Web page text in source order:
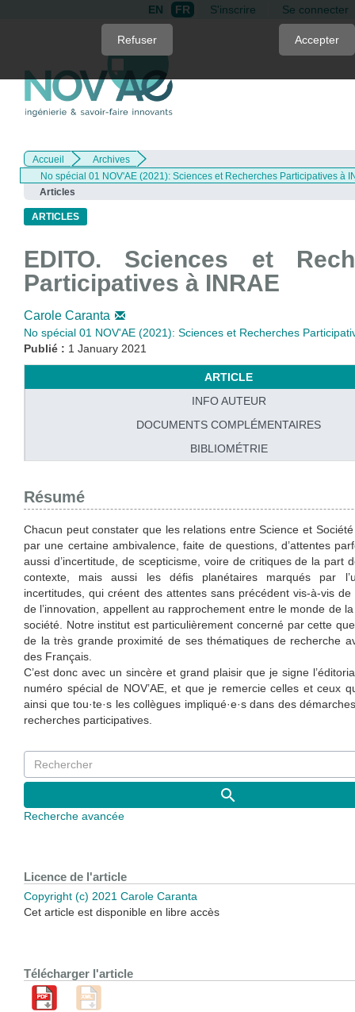
page
content
Navigation
Main
Content
Sidebar
EN FR S'inscrire Se connecter
Accueil
Archives
No spécial 01 NOV'AE (2021): Sciences et Recherches Participatives à
Articles
ARTICLES
EDITO. Sciences et
Participatives à INRAE
Carole Caranta
No spécial 01 NOV'AE (2021): Sciences et Recherches
Publié : 1 January 2021
ARTICLE
INFO AUTEUR
DOCUMENTS COMPLÉMENTAIRES
BIBLIOMÉTRIE
Résumé
Chacun peut constater que les relations entre Science et
par une certaine ambivalence, faite de questions, d’attentes
aussi d’incertitude, de scepticisme, voire de critiques de la part
contexte, mais aussi les défis planétaires marqués par
incertitudes, qui créent des attentes sans précédent vis-à-vis
de l’innovation, appellent au rapprochement entre le monde de
société. Notre institut est particulièrement concerné par cette
de la très grande proximité de ses thématiques de recherche
des Français.
C’est donc avec un sincère et grand plaisir que je signe
numéro spécial de NOV’AE, et que je remercie celles et ceux
ainsi que tou·te·s les collègues impliqué·e·s dans des
recherches participatives.
Recherche avancée
Licence de l'article
Copyright (c) 2021 Carole Caranta
Cet article est disponible en libre accès
Télécharger l'article
Refuser Accepter